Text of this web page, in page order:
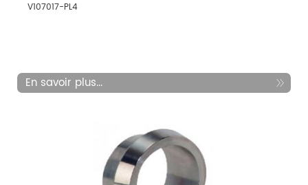
V107017-PL4
En savoir plus...